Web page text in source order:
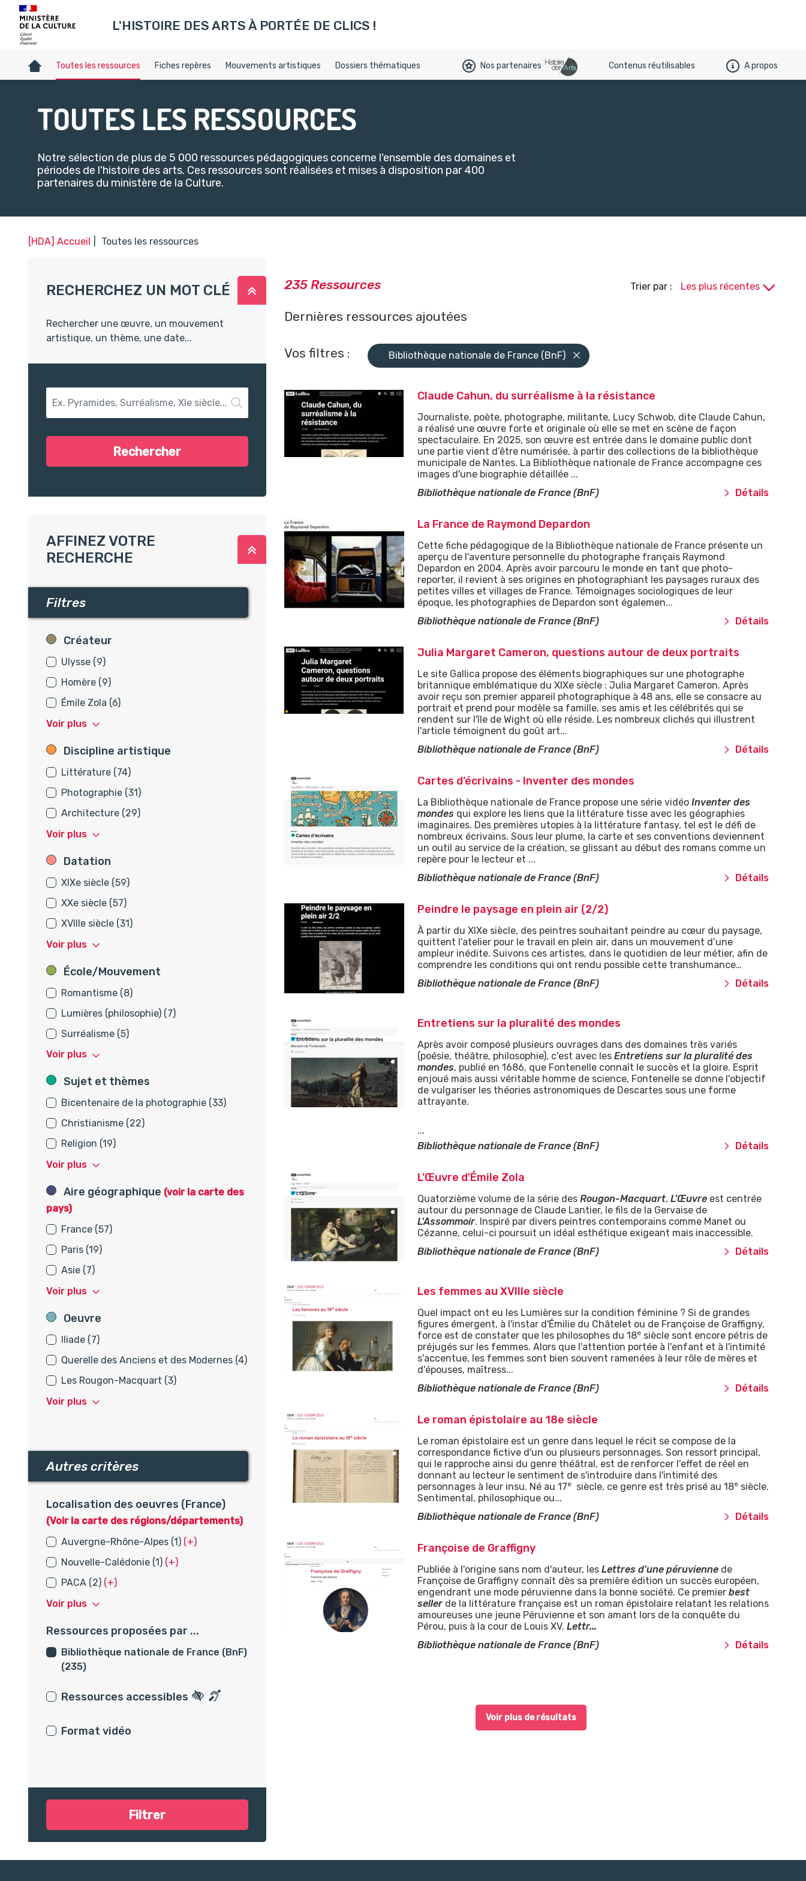
L'HISTOIRE DES ARTS À PORTÉE DE CLICS !
Accueil Toutes les ressources Fiches repères Mouvements artistiques Dossiers thématiques Nos partenaires Contenus réutilisables A propos
TOUTES LES RESSOURCES
Notre sélection de plus de 5 000 ressources pédagogiques concerne l'ensemble des domaines et
périodes de l'histoire des arts. Ces ressources sont réalisées et mises à disposition par 400
partenaires du ministère de la Culture.​
[HDA] Accueil Toutes les ressources
RECHERCHEZ UN MOT CLÉ RÉDUIRE LE CONTENU
Rechercher une œuvre, un mouvement
artistique, un thème, une date...
Rechercher
AFFINEZ VOTRE
RECHERCHE
RÉDUIRE LE CONTENU
Filtres
Créateur Créateur
Ulysse (9)
Homère (9)
Émile Zola (6)
Voir plus
Discipline artistique
Discipline artistique
Littérature (74)
Photographie (31)
Architecture (29)
Voir plus
DatationDatation
XIXe siècle (59)
XXe siècle (57)
XVIIIe siècle (31)
Voir plus
École/Mouvement
École/Mouvement
Romantisme (8)
Lumières (philosophie) (7)
Surréalisme (5)
Voir plus
Sujet et thèmesSujet et thèmes
Bicentenaire de la photographie (33)
Christianisme (22)
Religion (19)
Voir plus
Aire géographique
Aire géographique (voir la carte des
pays)
France (57)
Paris (19)
Asie (7)
Voir plus
Oeuvre Oeuvre
Iliade (7)
Querelle des Anciens et des Modernes (4)
Les Rougon-Macquart (3)
Voir plus
Autres critères
Localisation des oeuvres (France)
(Voir la carte des régions/départements)
Auvergne-Rhône-Alpes (1) (+)
Nouvelle-Calédonie (1) (+)
PACA (2) (+)
Voir plus
Ressources proposées par ...
Bibliothèque nationale de France (BnF)
(235)
Ressources accessibles Ressources accessibles aux déficients visuels
Format vidéo
Filtrer
235 Ressources
Dernières ressources ajoutées
Vos filtres : Bibliothèque nationale de France (BnF)
Trier par :
Claude Cahun, du surréalisme à la résistance
Journaliste, poète, photographe, militante, Lucy Schwob, dite Claude Cahun,
a réalisé une œuvre forte et originale où elle se met en scène de façon
spectaculaire. En 2025, son œuvre est entrée dans le domaine public dont
une partie vient d’être numérisée, à partir des collections de la bibliothèque
municipale de Nantes. La Bibliothèque nationale de France accompagne ces
images d'une biographie détaillée ...
Bibliothèque nationale de France (BnF)
Détails
La France de Raymond Depardon
Cette fiche pédagogique de la Bibliothèque nationale de France présente un
aperçu de l'aventure personnelle du photographe français Raymond
Depardon en 2004. Après avoir parcouru le monde en tant que photo-
reporter, il revient à ses origines en photographiant les paysages ruraux des
petites villes et villages de France. Témoignages sociologiques de leur
époque, les photographies de Depardon sont égalemen...
Bibliothèque nationale de France (BnF)
Détails
Julia Margaret Cameron, questions autour de deux portraits
Le site Gallica propose des éléments biographiques sur une photographe
britannique emblématique du XIXe siècle : Julia Margaret Cameron. Après
avoir reçu son premier appareil photographique à 48 ans, elle se consacre au
portrait et prend pour modèle sa famille, ses amis et les célébrités qui se
rendent sur l'île de Wight où elle réside. Les nombreux clichés qui illustrent
l'article témoignent du goût art...
Bibliothèque nationale de France (BnF)
Détails
Cartes d’écrivains - Inventer des mondes
La Bibliothèque nationale de France propose une série vidéo Inventer des
mondes qui explore les liens que la littérature tisse avec les géographies
imaginaires. Des premières utopies à la littérature fantasy, tel est le défi de
nombreux écrivains. Sous leur plume, la carte et ses conventions deviennent
un outil au service de la création, se glissant au début des romans comme un
repère pour le lecteur et ...
Bibliothèque nationale de France (BnF)
Détails
Peindre le paysage en plein air (2/2)
À partir du XIXe siècle, des peintres souhaitant peindre au cœur du paysage,
quittent l’atelier pour le travail en plein air, dans un mouvement d’une
ampleur inédite. Suivons ces artistes, dans le quotidien de leur métier, afin de
comprendre les conditions qui ont rendu possible cette transhumance…
Bibliothèque nationale de France (BnF)
Détails
Entretiens sur la pluralité des mondes
Après avoir composé plusieurs ouvrages dans des domaines très variés
(poésie, théâtre, philosophie), c'est avec les Entretiens sur la pluralité des
mondes, publié en 1686, que Fontenelle connaît le succès et la gloire. Esprit
enjoué mais aussi véritable homme de science, Fontenelle se donne l'objectif
de vulgariser les théories astronomiques de Descartes sous une forme
attrayante.
...
Bibliothèque nationale de France (BnF)
Détails
L’Œuvre d'Émile Zola
Quatorzième volume de la série des Rougon-Macquart, L’Œuvreest centrée
autour du personnage de Claude Lantier, le fils de la Gervaise de
L'Assommoir. Inspiré par divers peintres contemporains comme Manet ou
Cézanne, celui-ci poursuit un idéal esthétique exigeant mais inaccessible.
Bibliothèque nationale de France (BnF)
Détails
Les femmes au XVIIIe siècle
Quel impact ont eu les Lumières sur la condition féminine ? Si de grandes
figures émergent, à l'instar d'Émilie du Châtelet ou de Françoise de Graffigny,
force est de constater que les philosophes du 18esiècle sont encore pétris de
préjugés sur les femmes. Alors que l'attention portée à l'enfant et à l'intimité
s'accentue, les femmes sont bien souvent ramenées à leur rôle de mères et
d'épouses, maîtress...
Bibliothèque nationale de France (BnF)
Détails
Le roman épistolaire au 18e siècle
Le roman épistolaire est un genre dans lequel le récit se compose de la
correspondance fictive d'un ou plusieurs personnages. Son ressort principal,
qui le rapproche ainsi du genre théâtral, est de renforcer l'effet de réel en
donnant au lecteur le sentiment de s'introduire dans l'intimité des
personnages à leur insu. Né au 17esiècle, ce genre est très prisé au 18esiècle.
Sentimental, philosophique ou...
Bibliothèque nationale de France (BnF)
Détails
Françoise de Graffigny
Publiée à l'origine sans nom d'auteur, les Lettres d'une péruviennede
Françoise de Graffigny connaît dès sa première édition un succès européen,
engendrant une mode péruvienne dans la bonne société. Ce premier best
sellerde la littérature française est un roman épistolaire relatant les relations
amoureuses une jeune Péruvienne et son amant lors de la conquête du
Pérou, puis à la cour de Louis XV. Lettr...
Bibliothèque nationale de France (BnF)
Détails
Voir plus de résultats
Gestion de vos préférences sur les témoins de connexion (cookies)